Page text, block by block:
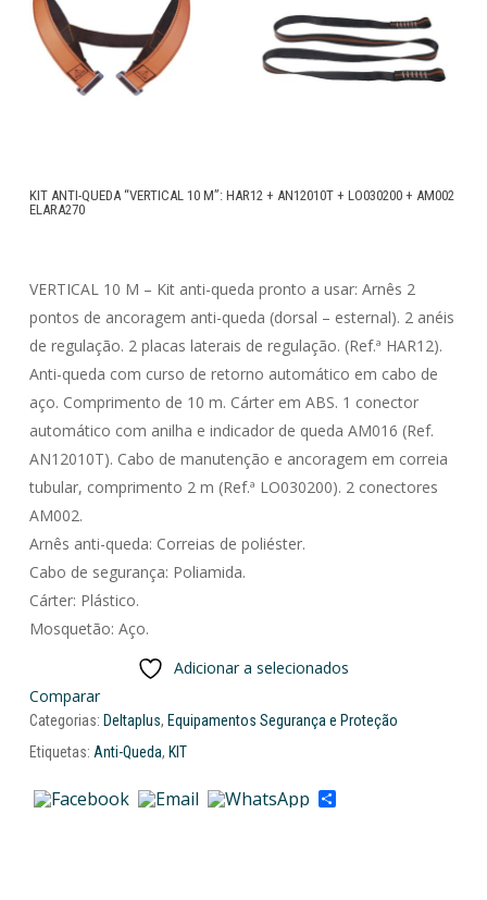
KIT ANTI-QUEDA “VERTICAL 10 M”: HAR12 + AN12010T + LO030200 + AM002
ELARA270
VERTICAL 10 M – Kit anti-queda pronto a usar: Arnês 2
pontos de ancoragem anti-queda (dorsal – esternal). 2 anéis
de regulação. 2 placas laterais de regulação. (Ref.ª HAR12).
Anti-queda com curso de retorno automático em cabo de
aço. Comprimento de 10 m. Cárter em ABS. 1 conector
automático com anilha e indicador de queda AM016 (Ref.
AN12010T). Cabo de manutenção e ancoragem em correia
tubular, comprimento 2 m (Ref.ª LO030200). 2 conectores
AM002.
Arnês anti-queda: Correias de poliéster.
Cabo de segurança: Poliamida.
Cárter: Plástico.
Mosquetão: Aço.
Adicionar a selecionados
Comparar
Categorias: Deltaplus, Equipamentos Segurança e Proteção
Etiquetas: Anti-Queda, KIT
Share